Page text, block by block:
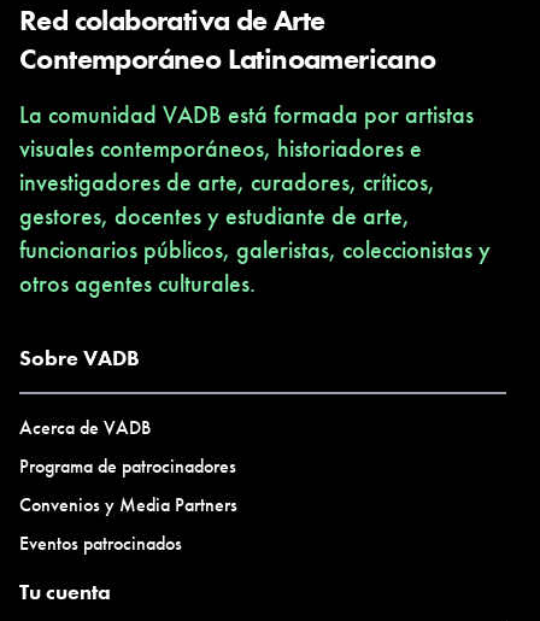
Red colaborativa de Arte
Contemporáneo Latinoamericano
La comunidad VADB está formada por artistas
visuales contemporáneos, historiadores e
investigadores de arte, curadores, críticos,
gestores, docentes y estudiante de arte,
funcionarios públicos, galeristas, coleccionistas y
otros agentes culturales.
Sobre VADB
Acerca de VADB
Programa de patrocinadores
Convenios y Media Partners
Eventos patrocinados
Tu cuenta